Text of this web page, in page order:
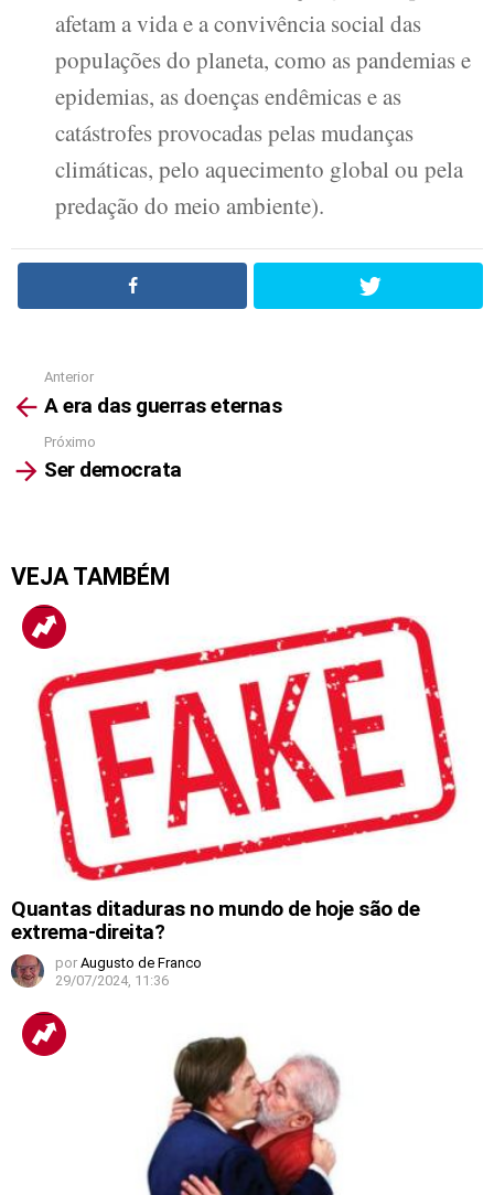
afetam a vida e a convivência social das
populações do planeta, como as pandemias e
epidemias, as doenças endêmicas e as
catástrofes provocadas pelas mudanças
climáticas, pelo aquecimento global ou pela
predação do meio ambiente).
See
more
Anterior
A era das guerras eternas
Próximo
Ser democrata
VEJA TAMBÉM
Quantas ditaduras no mundo de hoje são de
extrema-direita?
por Augusto de Franco
29/07/2024, 11:36